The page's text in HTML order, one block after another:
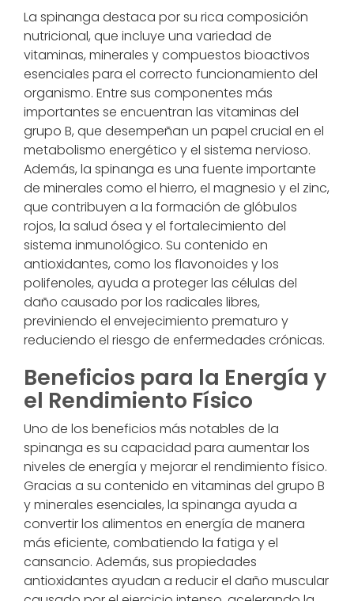
La spinanga destaca por su rica composición
nutricional, que incluye una variedad de
vitaminas, minerales y compuestos bioactivos
esenciales para el correcto funcionamiento del
organismo. Entre sus componentes más
importantes se encuentran las vitaminas del
grupo B, que desempeñan un papel crucial en el
metabolismo energético y el sistema nervioso.
Además, la spinanga es una fuente importante
de minerales como el hierro, el magnesio y el zinc,
que contribuyen a la formación de glóbulos
rojos, la salud ósea y el fortalecimiento del
sistema inmunológico. Su contenido en
antioxidantes, como los flavonoides y los
polifenoles, ayuda a proteger las células del
daño causado por los radicales libres,
previniendo el envejecimiento prematuro y
reduciendo el riesgo de enfermedades crónicas.
Beneficios para la Energía y
el Rendimiento Físico
Uno de los beneficios más notables de la
spinanga es su capacidad para aumentar los
niveles de energía y mejorar el rendimiento físico.
Gracias a su contenido en vitaminas del grupo B
y minerales esenciales, la spinanga ayuda a
convertir los alimentos en energía de manera
más eficiente, combatiendo la fatiga y el
cansancio. Además, sus propiedades
antioxidantes ayudan a reducir el daño muscular